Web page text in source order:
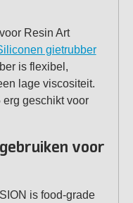
Resin Art
gietrubber
is flexibel,
lage viscositeit.
geschikt voor
voor
is food-grade